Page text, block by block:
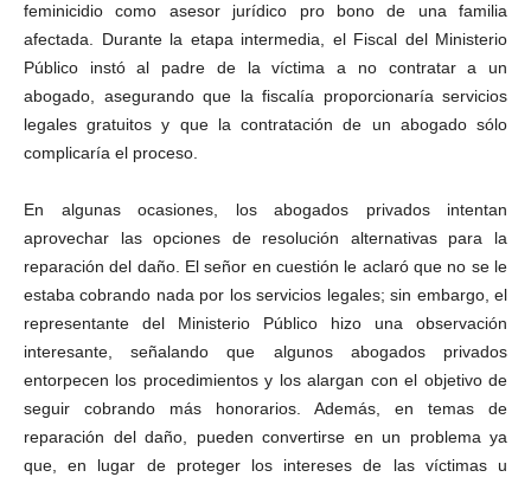
feminicidio como asesor jurídico pro bono de una familia
afectada. Durante la etapa intermedia, el Fiscal del Ministerio
Público instó al padre de la víctima a no contratar a un
abogado, asegurando que la fiscalía proporcionaría servicios
legales gratuitos y que la contratación de un abogado sólo
complicaría el proceso.
En algunas ocasiones, los abogados privados intentan
aprovechar las opciones de resolución alternativas para la
reparación del daño. El señor en cuestión le aclaró que no se le
estaba cobrando nada por los servicios legales; sin embargo, el
representante del Ministerio Público hizo una observación
interesante, señalando que algunos abogados privados
entorpecen los procedimientos y los alargan con el objetivo de
seguir cobrando más honorarios. Además, en temas de
reparación del daño, pueden convertirse en un problema ya
que, en lugar de proteger los intereses de las víctimas u